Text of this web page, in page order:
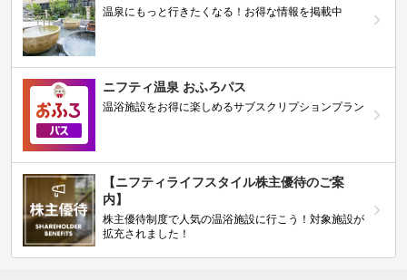
温泉にもっと行きたくなる！お得な情報を掲載中
ニフティ温泉 おふろパス
温浴施設をお得に楽しめるサブスクリプションプラン
【ニフティライフスタイル株主優待のご案
内】
株主優待制度で人気の温浴施設に行こう！対象施設が
拡充されました！